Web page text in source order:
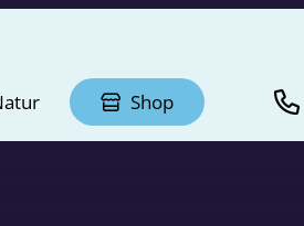
Shop